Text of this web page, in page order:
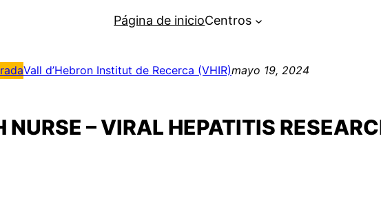
Página de inicioCentros
Vall d’Hebron Institut de Recerca (VHIR)mayo 19, 2024
– VIRAL HEPATITIS